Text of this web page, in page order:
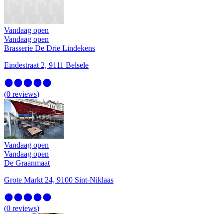
Vandaag open
Vandaag open
Brasserie De Drie Lindekens
Eindestraat 2, 9111 Belsele
(0 reviews)
Vandaag open
Vandaag open
De Graanmaat
Grote Markt 24, 9100 Sint-Niklaas
(0 reviews)